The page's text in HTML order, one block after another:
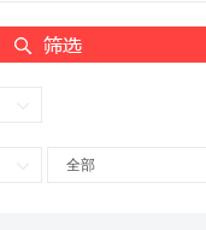
全部